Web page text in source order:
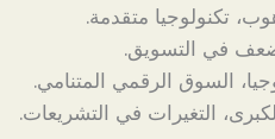
تكنولوجيا متقدمة.
في التسويق.
السوق الرقمي المتنامي.
التغيرات في التشريعات.